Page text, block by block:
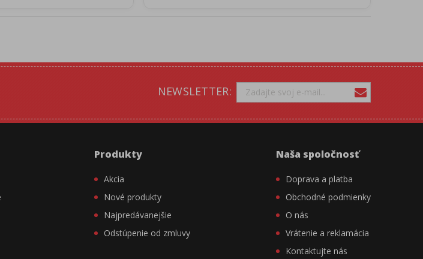
NEWSLETTER:
Produkty
Akcia
Nové produkty
Najpredávanejšie
Odstúpenie od zmluvy
Naša spoločnosť
Doprava a platba
Obchodné podmienky
O nás
Vrátenie a reklamácia
Kontaktujte nás